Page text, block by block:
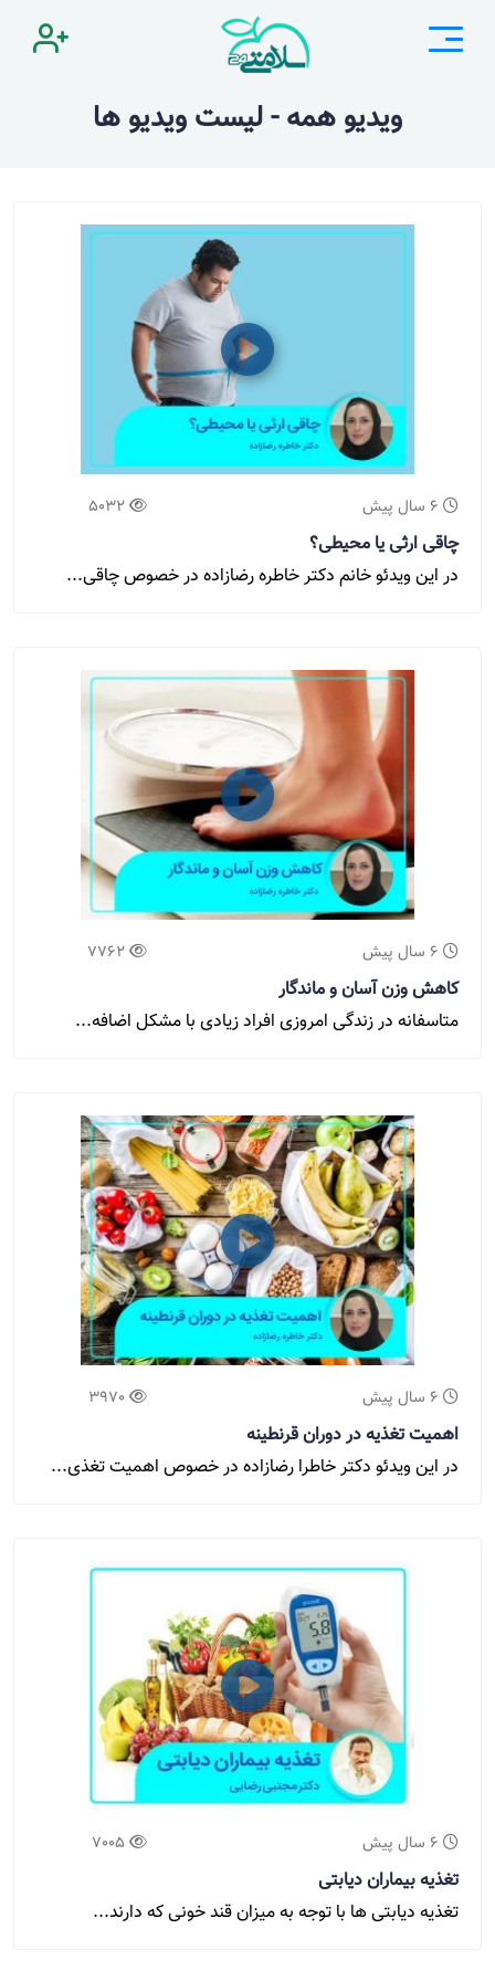
ویدیو همه - لیست ویدیو ها
6 سال پیش 5032
چاقی ارثی یا محیطی؟
در این ویدئو خانم دکتر خاطره رضازاده در خصوص چاقی...
6 سال پیش 7762
کاهش وزن آسان و ماندگار
متاسفانه در زندگی امروزی افراد زیادی با مشکل اضافه...
6 سال پیش 3970
اهمیت تغذیه در دوران قرنطینه
در این ویدئو دکتر خاطرا رضازاده در خصوص اهمیت تغذی...
6 سال پیش 7005
تغذیه بیماران دیابتی
تغذیه دیابتی ها با توجه به میزان قند خونی که دارند...